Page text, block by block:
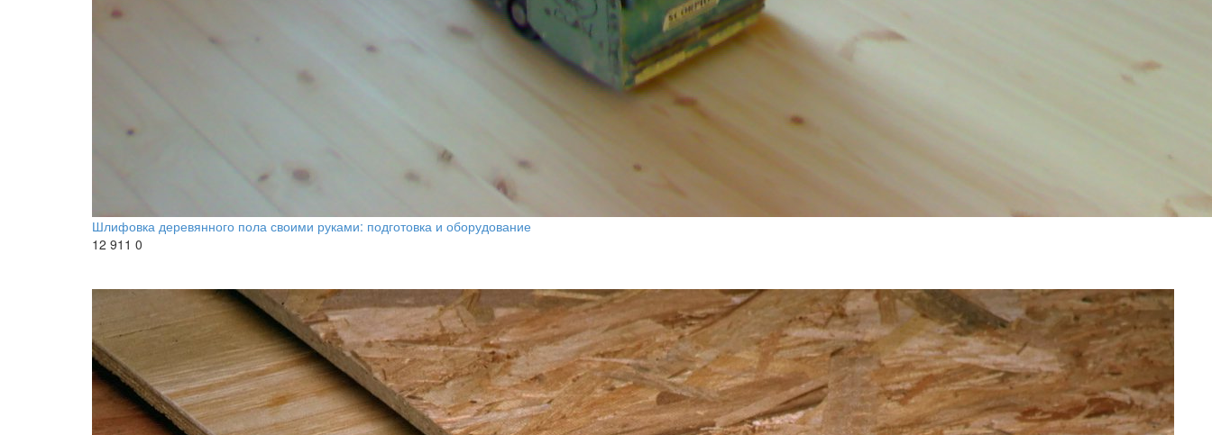
Шлифовка деревянного пола своими руками: подготовка и оборудование
12 911 0